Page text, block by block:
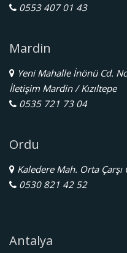
0553 407 01 43
Mardin
Yeni Mahalle İnönü Cd.
İletişim Mardin / Kızıltepe
0535 721 73 04
Ordu
Kaledere Mah. Orta
0530 821 42 52
Antalya